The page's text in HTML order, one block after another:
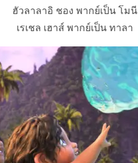
ฮัวลาลาอิ ชอง พากย์เป็น โมนี
เรเชล เฮาส์ พากย์เป็น ทาลา